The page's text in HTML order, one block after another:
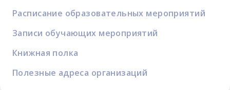
Расписание образовательных мероприятий
Записи обучающих мероприятий
Книжная полка
Полезные адреса организаций